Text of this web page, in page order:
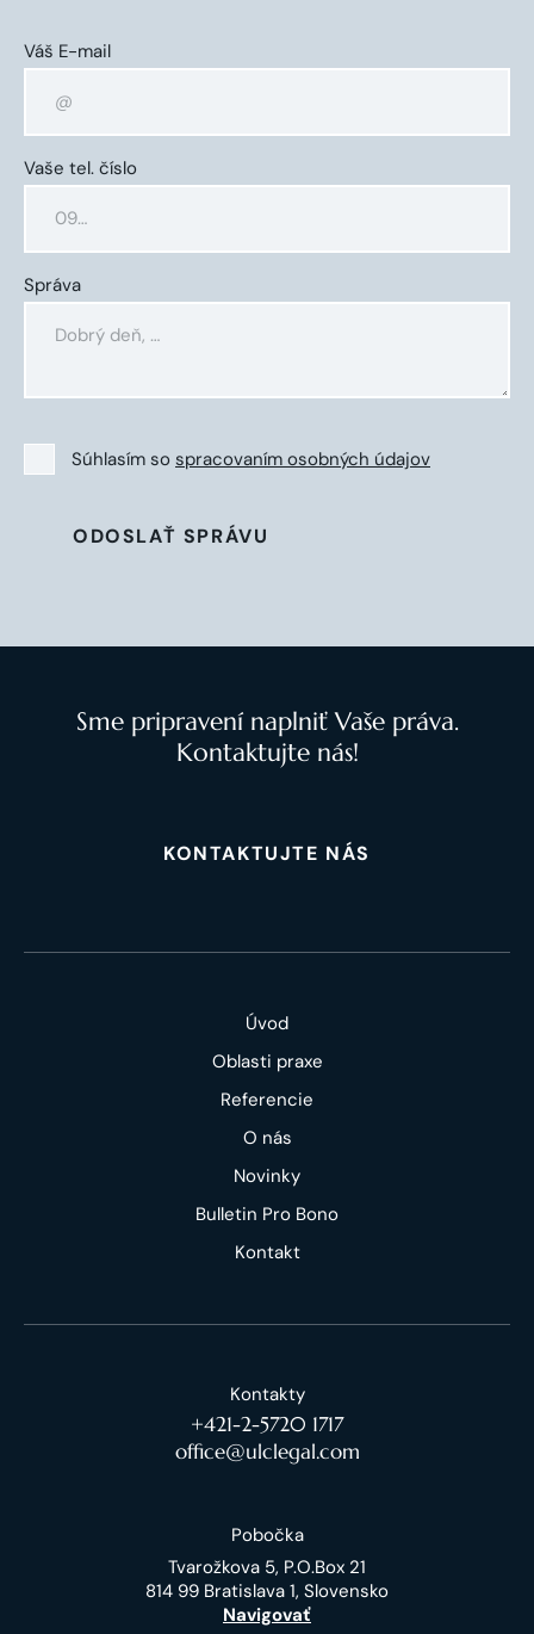
Váš E-mail
Vaše tel. číslo
Správa
Súhlasím so spracovaním osobných údajov
ODOSLAŤ SPRÁVU
Sme pripravení naplniť Vaše práva.
Kontaktujte nás!
KONTAKTUJTE NÁS
Úvod
Oblasti praxe
Referencie
O nás
Novinky
Bulletin Pro Bono
Kontakt
Kontakty
+421-2-5720 1717
office@ulclegal.com
Pobočka
Tvarožkova 5, P.O.Box 21
814 99 Bratislava 1, Slovensko
Navigovať